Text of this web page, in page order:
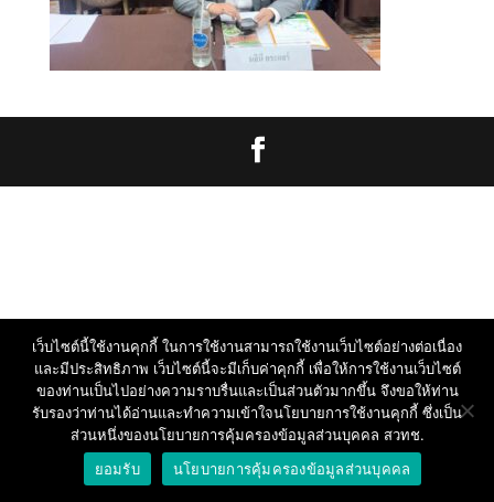
เว็บไซต์นี้ใช้งานคุกกี้ ในการใช้งานสามารถใช้งานเว็บไซต์อย่างต่อเนื่อง
และมีประสิทธิภาพ เว็บไซต์นี้จะมีเก็บค่าคุกกี้ เพื่อให้การใช้งานเว็บไซต์
ของท่านเป็นไปอย่างความราบรื่นและเป็นส่วนตัวมากขึ้น จึงขอให้ท่าน
รับรองว่าท่านได้อ่านและทำความเข้าใจนโยบายการใช้งานคุกกี้ ซึ่งเป็น
ส่วนหนึ่งของนโยบายการคุ้มครองข้อมูลส่วนบุคคล สวทช.
ยอมรับ
นโยบายการคุ้มครองข้อมูลส่วนบุคคล